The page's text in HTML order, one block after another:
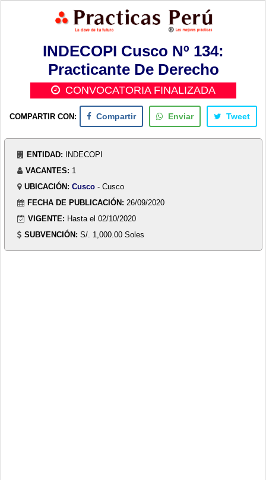
INDECOPI Cusco Nº 134:
Practicante De Derecho
CONVOCATORIA FINALIZADA
COMPARTIR CON: Compartir Enviar Tweet
ENTIDAD:
INDECOPI
VACANTES: 1
UBICACIÓN: Cusco - Cusco
FECHA DE PUBLICACIÓN: 26/09/2020
VIGENTE: Hasta el 02/10/2020
SUBVENCIÓN: S/. 1,000.00 Soles